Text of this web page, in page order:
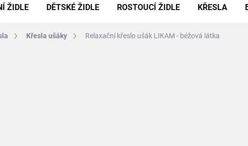
ŽIDLE DĚTSKÉ ŽIDLE ROSTOUCÍ ŽIDLE KŘESLA
Křesla ušáky Relaxační křeslo ušák LIKAM - béžová látka